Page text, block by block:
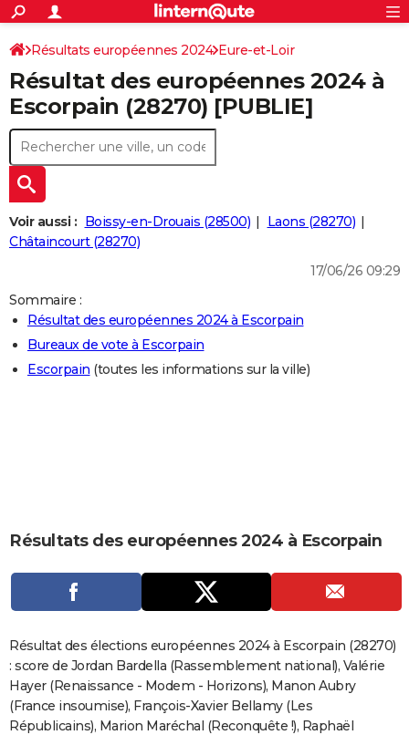
ACTUALITÉS
Politique
Société
Faits Divers
Education
Monde
Villes
+
SPORT
Coupe du monde 2026
Football
Tennis
Cyclisme
Rugby
Forum
Programme TV
TNT
Streaming
Cinéma
Sorties cinéma
Musique
+
FINANCE
Retraite
Impôts
Epargne
Immobilier
Risques naturels par ville
Banque
Assurance
Crédit
AUTO
Essais
Réserver un essai
Citadines
Berlines
SUV
Forum auto
+
HIGH-TECH
Mobiles
Meilleur smartphone
Internet
Ordinateurs
Jeux vidéo
Guide high-tech
+
BRICOLAGE
Guides de France
Escapades
Patrimoine
Expositions
Musées
Week-end nature
LIFESTYLE
Art de vivre
Bien-être
Loisirs
Mode
Modes de vie
CARTE DE VOEUX
Carte de Noël
Carte Bonne année
Carte Saint-Valentin
Carte Pâques
Carte d'anniversaire
DICTIONNAIRE
Dictionnaire
Biographies
Citations
Expressions
Proverbes
PROGRAMME TV
COPAINS D'AVANT
S'inscrire
Se connecter
Lycées
Collèges
Primaires
Universités
Entreprises
Service militaire
Avis de recherche
AVIS DE DÉCÈS
FORUM
S'inscrire
Connexion
Résultats européennes 2024 Eure-et-Loir
Résultat des européennes 2024 à
Escorpain (28270) [PUBLIE]
Voir aussi : Boissy-en-Drouais (28500)
Laons (28270)
Châtaincourt (28270)
17/06/26 09:29
Sommaire :
Résultat des européennes 2024 à Escorpain
Bureaux de vote à Escorpain
Escorpain (toutes les informations sur la ville)
Résultats des européennes 2024 à Escorpain
Résultat des élections européennes 2024 à Escorpain (28270)
: score de Jordan Bardella (Rassemblement national), Valérie
Hayer (Renaissance - Modem - Horizons), Manon Aubry
(France insoumise), François-Xavier Bellamy (Les
Républicains), Marion Maréchal (Reconquête !), Raphaël